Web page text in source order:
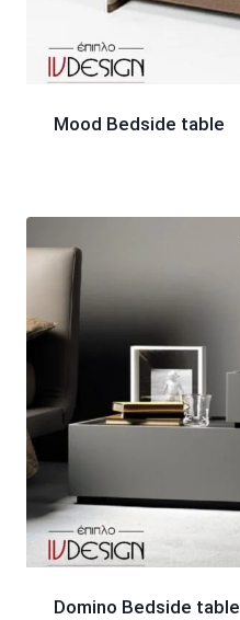
Mood Bedside table
Domino Bedside table